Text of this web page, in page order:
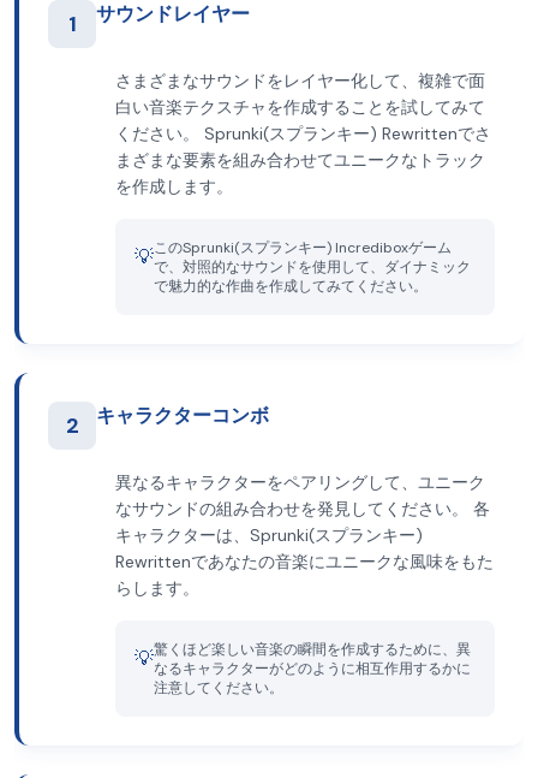
1 サウンドレイヤー
さまざまなサウンドをレイヤー化して、複雑で面
白い音楽テクスチャを作成することを試してみて
ください。 Sprunki(スプランキー) Rewrittenでさ
まざまな要素を組み合わせてユニークなトラック
を作成します。
💡このSprunki(スプランキー) Incrediboxゲーム
で、対照的なサウンドを使用して、ダイナミック
で魅力的な作曲を作成してみてください。
2 キャラクターコンボ
異なるキャラクターをペアリングして、ユニーク
なサウンドの組み合わせを発見してください。 各
キャラクターは、Sprunki(スプランキー)
Rewrittenであなたの音楽にユニークな風味をもた
らします。
💡驚くほど楽しい音楽の瞬間を作成するために、異
なるキャラクターがどのように相互作用するかに
注意してください。